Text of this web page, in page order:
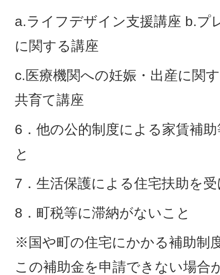
a.ライフデザイン支援講座 b.プ
に関する講座
c.医療機関への妊娠・出産に関
共育て講座
6．他の公的制度による家賃補
と
7．生活保護による住宅扶助を
8．町税等に滞納がないこと
※国や町の住宅にかかる補助制
この補助金を申請できない場合